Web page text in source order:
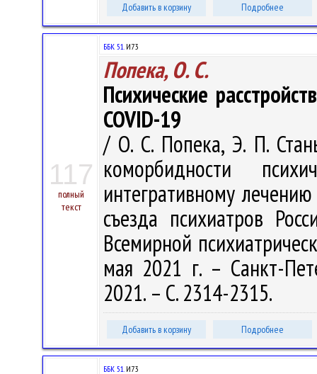
Добавить в корзину Подробнее
117
полный
текст
ББК 51.И73
Попека, О. С.
Психические
COVID-19
/ О. С. Попека, Э. П.
коморбидности
интегративному
съезда психиатров
Всемирной
мая 2021 г. – Санкт-
2021. – С. 2314-2315.
Добавить в корзину Подробнее
ББК 51.И73